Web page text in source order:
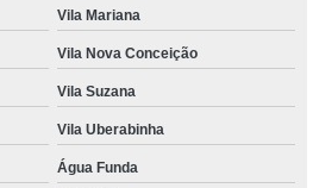
Vila Mariana
Vila Nova Conceição
Vila Suzana
Vila Uberabinha
Água Funda